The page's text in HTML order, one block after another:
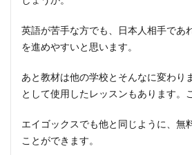
英語が苦手な方でも、日本人相手であ
を進めやすいと思います。
あと教材は他の学校とそんなに変わり
として使用したレッスンもあります。
エイゴックスでも他と同じように、無
ことができます。